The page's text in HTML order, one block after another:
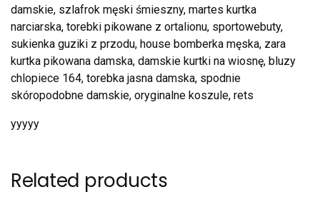
damskie, szlafrok męski śmieszny, martes kurtka
narciarska, torebki pikowane z ortalionu, sportowebuty,
sukienka guziki z przodu, house bomberka męska, zara
kurtka pikowana damska, damskie kurtki na wiosnę, bluzy
chlopiece 164, torebka jasna damska, spodnie
skóropodobne damskie, oryginalne koszule, rets
yyyyy
Related products